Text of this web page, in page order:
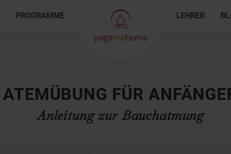
PROGRAMME LEHRER
ATEMÜBUNG FÜR
Anleitung zur Bauchatmung